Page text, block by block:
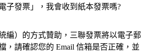
子發票」，我會收到紙本發票嗎?
編）的方式贊助，三聯發票將以電子郵
，請確認您的 Email 信箱是否正確，並